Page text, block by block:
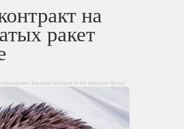
на
ракет
Евгений Шляхов © ИА Красная Весна